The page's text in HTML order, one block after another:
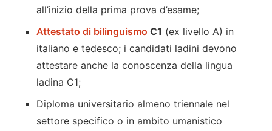
all’inizio della prima prova d’esame;
Attestato di bilinguismo C1 (ex livello A) in
italiano e tedesco; i candidati ladini devono
attestare anche la conoscenza della lingua
ladina C1;
Diploma universitario almeno triennale nel
settore specifico o in ambito umanistico